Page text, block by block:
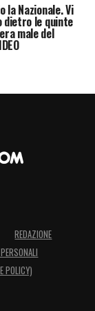
NEWS
la Nazionale. Vi
dietro le quinte
male del
REDAZIONE
POLICY)